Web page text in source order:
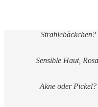
Strahlebäckchen?
Sensible Haut,
Akne oder Pickel?